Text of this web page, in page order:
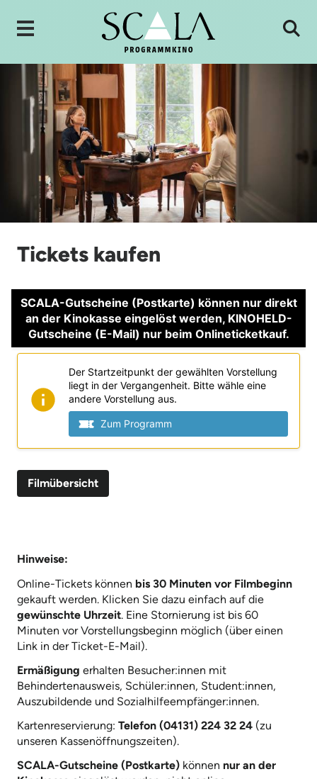
Tickets kaufen
Filmübersicht
Hinweise:
Online-Tickets können bis 30 Minuten vor Filmbeginn
gekauft werden. Klicken Sie dazu einfach auf die
gewünschte Uhrzeit. Eine Stornierung ist bis 60
Minuten vor Vorstellungsbeginn möglich (über einen
Link in der Ticket-E-Mail).
Ermäßigung erhalten Besucher:innen mit
Behindertenausweis, Schüler:innen, Student:innen,
Auszubildende und Sozialhilfeempfänger:innen.
Kartenreservierung: Telefon (04131) 224 32 24 (zu
unseren Kassenöffnungszeiten).
SCALA-Gutscheine (Postkarte) können nur an der